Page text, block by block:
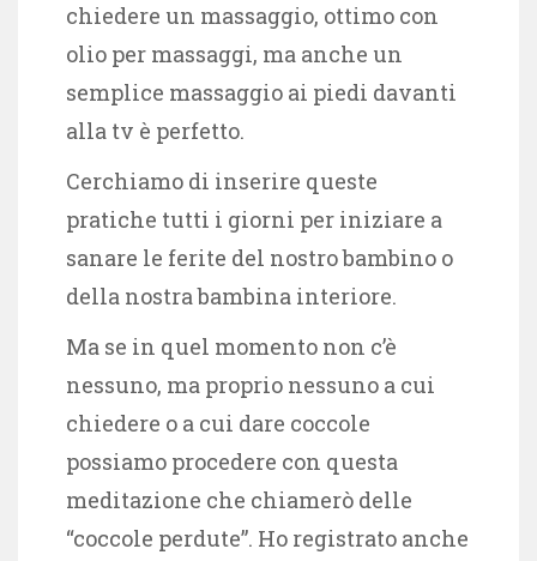
chiedere un massaggio, ottimo con
olio per massaggi, ma anche un
semplice massaggio ai piedi davanti
alla tv è perfetto.
Cerchiamo di inserire queste
pratiche tutti i giorni per iniziare a
sanare le ferite del nostro bambino o
della nostra bambina interiore.
Ma se in quel momento non c’è
nessuno, ma proprio nessuno a cui
chiedere o a cui dare coccole
possiamo procedere con questa
meditazione che chiamerò delle
“coccole perdute”. Ho registrato anche